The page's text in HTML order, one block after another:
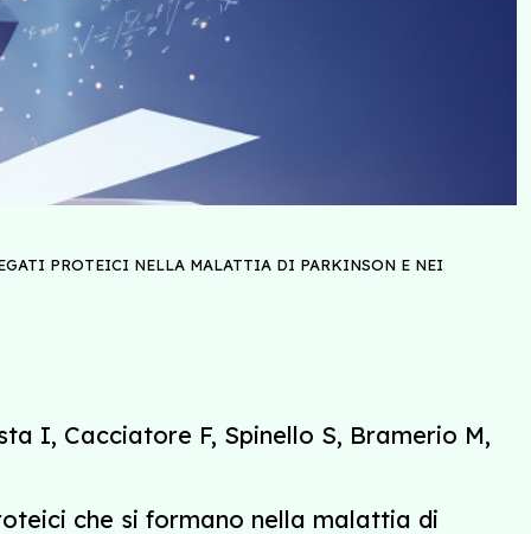
PROTEICI NELLA MALATTIA DI PARKINSON E NEI
I, Cacciatore F, Spinello S, Bramerio M,
che si formano nella malattia di